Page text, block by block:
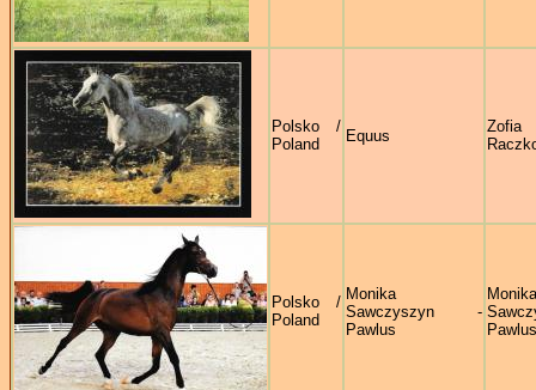
Polsko /
Poland
Equus
Zofia
Polsko /
Poland
Monika
Sawczyszyn -
Pawlus
Monika
Pawlus